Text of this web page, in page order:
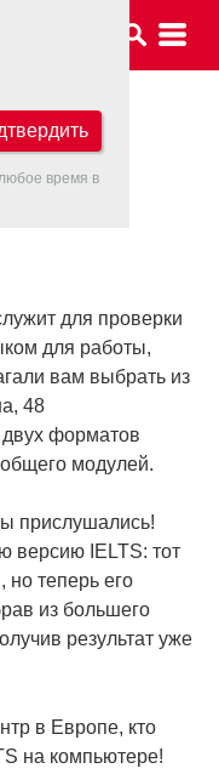
для проверки
для работы,
вам выбрать из
48
двух форматов
модулей.
прислушались!
версию IELTS: тот
но теперь его
из большего
результат уже
в Европе, кто
на компьютере!
время в